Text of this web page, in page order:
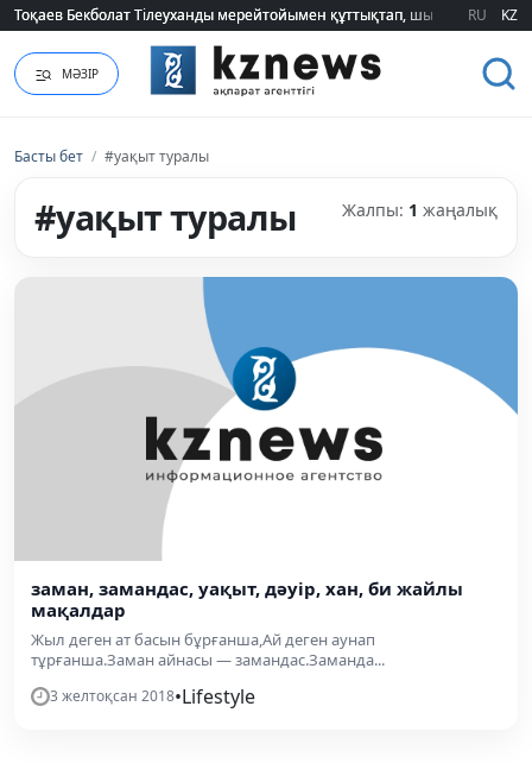
Тоқаев Бекболат Тілеуханды мерейтойымен құттықтап, шығармашылық
Тоқаев Бекболат Тілеуханды мерейтойымен құттықтап, шығармашылық
RU KZ
МӘЗІР
Басты бет / #уақыт туралы
#уақыт туралы Жалпы: 1 жаңалық
заман, замандас, уақыт, дәуір, хан, би жайлы
мақалдар
Жыл деген ат басын бұрғанша,Ай деген аунап
тұрғанша.Заман айнасы — замандас.Заманда...
3 желтоқсан 2018•Lifestyle